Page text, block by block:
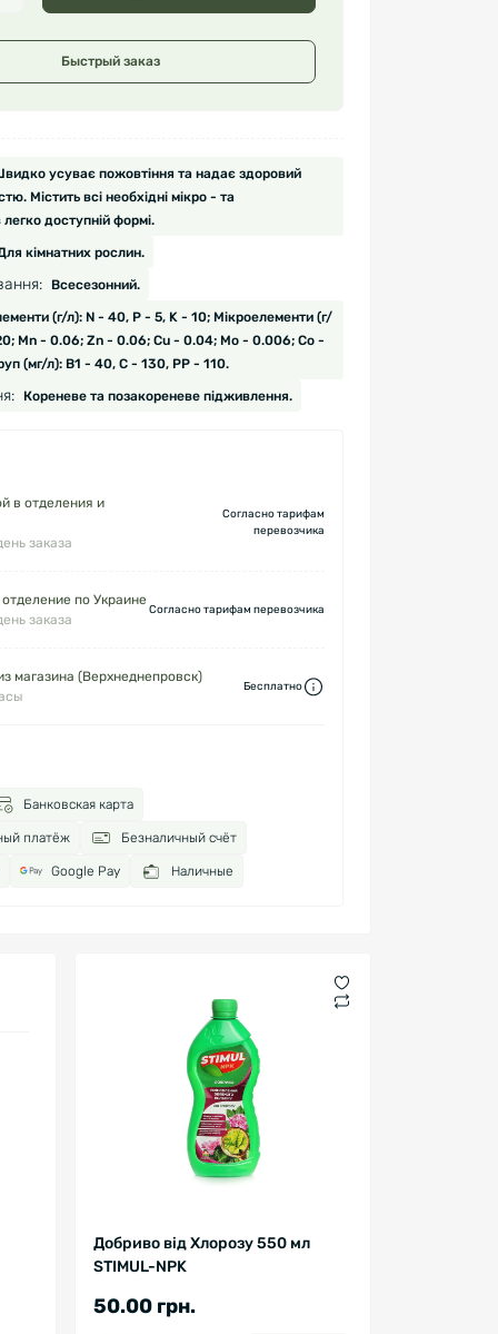
Быстрый заказ
усуває пожовтіння та надає здоровий
Містить всі необхідні мікро - та
доступній формі.
кімнатних рослин.
Всесезонний.
(г/л): N - 40, P - 5, K - 10; Мікроелементи (г/
Mn - 0.06; Zn - 0.06; Cu - 0.04; Mo - 0.006; Co -
(мг/л): В1 - 40, С - 130, РР - 110.
Кореневе та позакореневе підживлення.
в отделения и
заказа
Согласно тарифам
перевозчика
по Украине
заказа
Согласно тарифам перевозчика
магазина (Верхнеднепровск)
Бесплатно
Банковская карта
платёж Безналичный счёт
Google Pay Наличные
Добриво від Хлорозу 550 мл
STIMUL-NPK
50.00 грн.